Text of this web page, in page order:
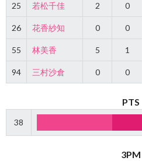
25 若松千佳 2 0
26 花香紗知 0 0
55 林美香 5 1
94 三村沙倉 0 0
PTS
38
3PM